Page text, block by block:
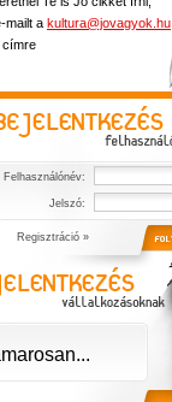
mailt a kultura@jovagyok.hu
címre
Felhasználónév:
Jelszó:
Regisztráció »